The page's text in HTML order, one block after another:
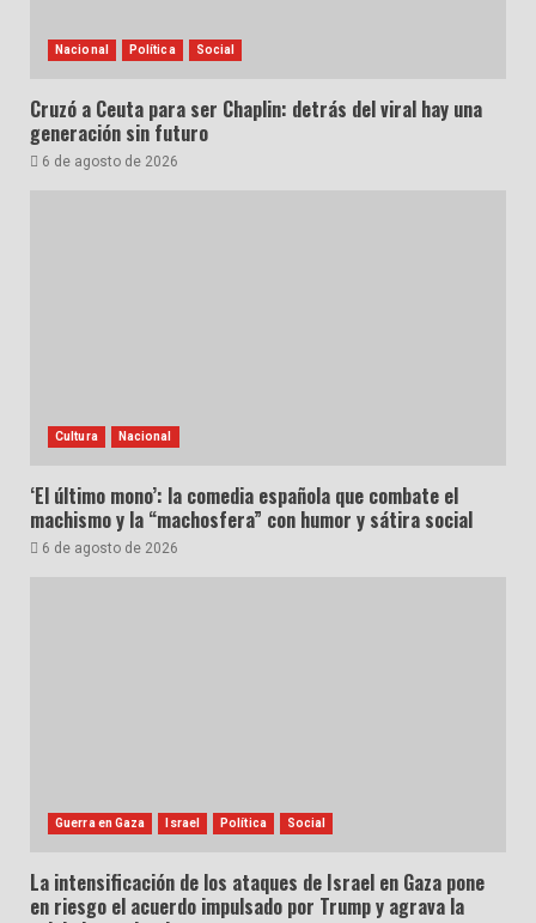
Nacional Política Social
Cruzó a Ceuta para ser Chaplin: detrás del viral hay una
generación sin futuro
6 de agosto de 2026
Cultura Nacional
‘El último mono’: la comedia española que combate el
machismo y la “machosfera” con humor y sátira social
6 de agosto de 2026
Guerra en Gaza Israel Política Social
La intensificación de los ataques de Israel en Gaza pone
en riesgo el acuerdo impulsado por Trump y agrava la